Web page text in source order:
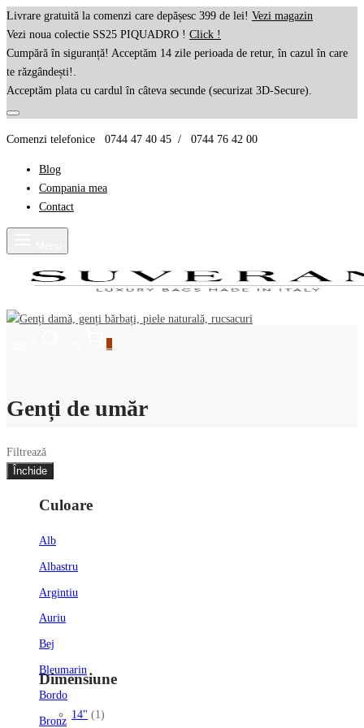
Livrare gratuită la comenzi care depășesc 399 de lei! Vezi magazin
Vezi noua colectie SS25 PIQUADRO ! Click !
Cumpără în siguranță! Acceptăm 14 zile perioada de retur, în cazul în care
te răzgândești!.
Acceptăm plata cu cardul în câteva secunde (securizat 3D-Secure).
Comenzi telefonice 0744 47 40 45 / 0744 76 42 00
Blog
Compania mea
Contact
Genți de umăr
Filtrează
Închide
Culoare
Alb
Albastru
Argintiu
Auriu
Bej
Bleumarin
Bordo
Bronz
Dimensiune
14" (1)